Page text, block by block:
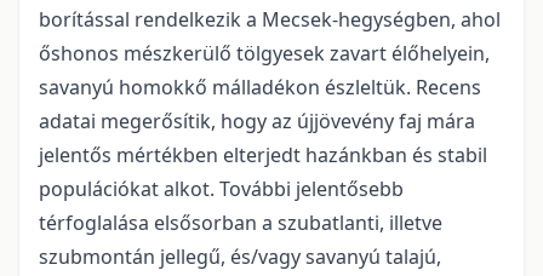
borítással rendelkezik a Mecsek-hegységben, ahol
őshonos mészkerülő tölgyesek zavart élőhelyein,
savanyú homokkő málladékon észleltük. Recens
adatai megerősítik, hogy az újjövevény faj mára
jelentős mértékben elterjedt hazánkban és stabil
populációkat alkot. További jelentősebb
térfoglalása elsősorban a szubatlanti, illetve
szubmontán jellegű, és/vagy savanyú talajú,